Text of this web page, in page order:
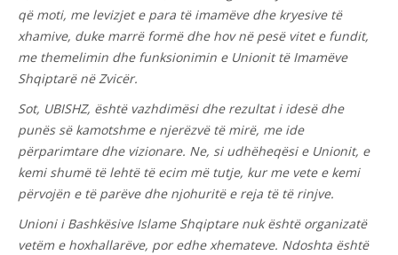
që moti, me levizjet e para të imamëve dhe kryesive të
xhamive, duke marrë formë dhe hov në pesë vitet e fundit,
me themelimin dhe funksionimin e Unionit të Imamëve
Shqiptarë në Zvicër.
Sot, UBISHZ, është vazhdimësi dhe rezultat i idesë dhe
punës së kamotshme e njerëzvë të mirë, me ide
përparimtare dhe vizionare. Ne, si udhëheqësi e Unionit, e
kemi shumë të lehtë të ecim më tutje, kur me vete e kemi
përvojën e të parëve dhe njohuritë e reja të të rinjve.
Unioni i Bashkësive Islame Shqiptare nuk është organizatë
vetëm e hoxhallarëve, por edhe xhemateve. Ndoshta është